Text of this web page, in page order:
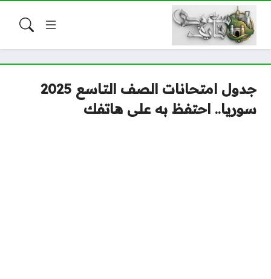
جدول امتحانات الصف التاسع 2025
سوريا.. احتفظ به على هاتفك